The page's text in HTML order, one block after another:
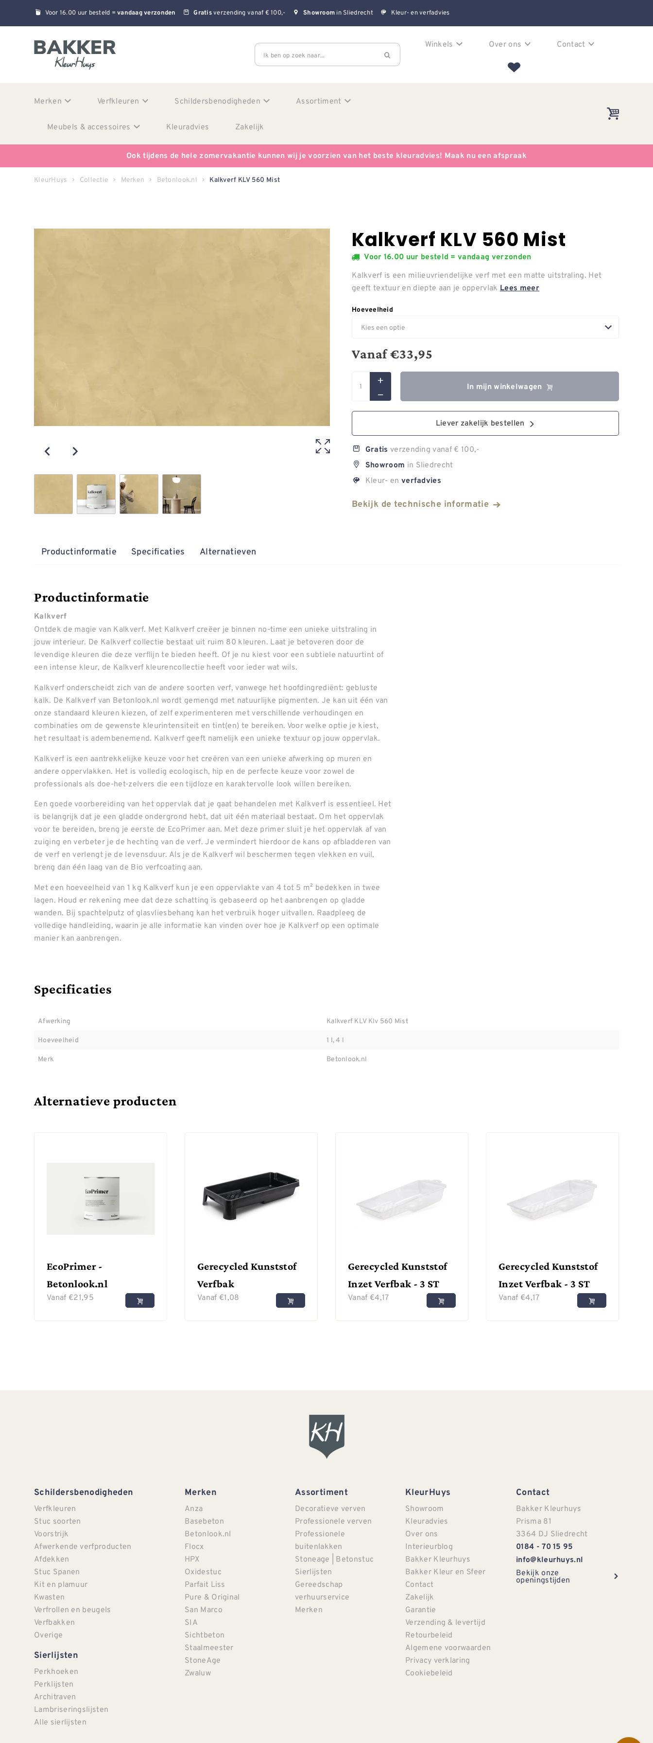
Voor 16.00 uur besteld =vandaag verzonden Gratisverzending vanaf € 100,- Showroom in Sliedrecht Kleur- en verfadvies
Ik ben op zoek naar...
Winkels Over ons Contact
Merken Verfkleuren Schildersbenodigheden Assortiment
Meubels & accessoires Kleuradvies Zakelijk
Ook tijdens de hele zomervakantie kunnen wij je voorzien van het beste kleuradvies! Maak nu een afspraak
KleurHuys Collectie Merken Betonlook.nl Kalkverf KLV 560 Mist
Kalkverf KLV 560 Mist
Voor 16.00 uur besteld = vandaag verzonden
Kalkverf is een milieuvriendelijke verf met een matte uitstraling. Het
geeft textuur en diepte aan je oppervlak Lees meer
Hoeveelheid
Vanaf€33,95
In mijn winkelwagen
Liever zakelijk bestellen
Gratis verzending vanaf € 100,-
Showroom in Sliedrecht
Kleur- en verfadvies
Bekijk de technische informatie
Productinformatie Specificaties Alternatieven
Productinformatie
Kalkverf
Ontdek de magie van Kalkverf. Met Kalkverf creëer je binnen no-time een unieke uitstraling in
jouw interieur. De Kalkverf collectie bestaat uit ruim 80 kleuren. Laat je betoveren door de
levendige kleuren die deze verflijn te bieden heeft. Of je nu kiest voor een subtiele natuurtint of
een intense kleur, de Kalkverf kleurencollectie heeft voor ieder wat wils.
Kalkverf onderscheidt zich van de andere soorten verf, vanwege het hoofdingrediënt: gebluste
kalk. De Kalkverf van Betonlook.nl wordt gemengd met natuurlijke pigmenten. Je kan uit één van
onze standaard kleuren kiezen, of zelf experimenteren met verschillende verhoudingen en
combinaties om de gewenste kleurintensiteit en tint(en) te bereiken. Voor welke optie je kiest,
het resultaat is adembenemend. Kalkverf geeft namelijk een unieke textuur op jouw oppervlak.
Kalkverf is een aantrekkelijke keuze voor het creëren van een unieke afwerking op muren en
andere oppervlakken. Het is volledig ecologisch, hip en de perfecte keuze voor zowel de
professionals als doe-het-zelvers die een tijdloze en karaktervolle look willen bereiken.
Een goede voorbereiding van het oppervlak dat je gaat behandelen met Kalkverf is essentieel. Het
is belangrijk dat je een gladde ondergrond hebt, dat uit één materiaal bestaat. Om het oppervlak
voor te bereiden, breng je eerste de EcoPrimer aan. Met deze primer sluit je het oppervlak af van
zuiging en verbeter je de hechting van de verf. Je vermindert hierdoor de kans op afbladderen van
de verf en verlengt je de levensduur. Als je de Kalkverf wil beschermen tegen vlekken en vuil,
breng dan één laag van de Bio verfcoating aan.
Met een hoeveelheid van 1 kg Kalkverf kun je een oppervlakte van 4 tot 5 m² bedekken in twee
lagen. Houd er rekening mee dat deze schatting is gebaseerd op het aanbrengen op gladde
wanden. Bij spachtelputz of glasvliesbehang kan het verbruik hoger uitvallen. Raadpleeg de
volledige handleiding, waarin je alle informatie kan vinden over hoe je Kalkverf op een optimale
manier kan aanbrengen.
Specificaties
Afwerking
Kalkverf KLV Klv 560 Mist
Hoeveelheid
1 l, 4 l
Merk
Betonlook.nl
Alternatieve producten
EcoPrimer -
Betonlook.nl
Vanaf €21,95
Gerecycled Kunststof
Verfbak
Vanaf €1,08
Gerecycled Kunststof
Inzet Verfbak - 3 ST
Vanaf €4,17
Gerecycled Kunststof
Inzet Verfbak - 3 ST
Vanaf €4,17
Schildersbenodigheden
Verfkleuren
Stuc soorten
Voorstrijk
Afwerkende verfproducten
Afdekken
Stuc Spanen
Kit en plamuur
Kwasten
Verfrollen en beugels
Verfbakken
Overige
Sierlijsten
Perkhoeken
Perklijsten
Architraven
Lambriseringslijsten
Alle sierlijsten
Merken
Anza
Basebeton
Betonlook.nl
Flocx
HPX
Oxidestuc
Parfait Liss
Pure & Original
San Marco
SIA
Sichtbeton
Staalmeester
StoneAge
Zwaluw
Assortiment
Decoratieve verven
Professionele verven
Professionele
buitenlakken
Stoneage | Betonstuc
Sierlijsten
Gereedschap
verhuurservice
Merken
KleurHuys
Showroom
Kleuradvies
Over ons
Interieurblog
Bakker Kleurhuys
Bakker Kleur en Sfeer
Contact
Zakelijk
Garantie
Verzending & levertijd
Retourbeleid
Algemene voorwaarden
Privacy verklaring
Cookiebeleid
Contact
Bakker Kleurhuys
Prisma 81
3364 DJ Sliedrecht
0184 - 70 15 95
info@kleurhuys.nl
Bekijk onze
openingstijden